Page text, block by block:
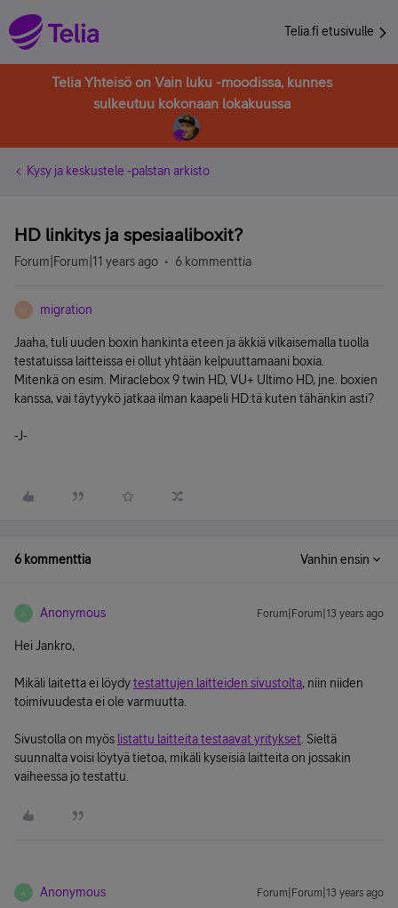
Telia.fi etusivulle
Telia Yhteisö on Vain luku -moodissa, kunnes
sulkeutuu kokonaan lokakuussa
Kysy ja keskustele -palstan arkisto
HD linkitys ja spesiaaliboxit?
Forum|Forum|11 years ago 6 kommenttia
M migration
Jaaha, tuli uuden boxin hankinta eteen ja äkkiä vilkaisemalla tuolla
testatuissa laitteissa ei ollut yhtään kelpuuttamaani boxia.
Mitenkä on esim. Miraclebox 9 twin HD, VU+ Ultimo HD, jne. boxien
kanssa, vai täytyykö jatkaa ilman kaapeli HD:tä kuten tähänkin asti?
-J-
6 kommenttia Vanhin ensin
A Anonymous Forum|Forum|13 years ago
Hei Jankro,
Mikäli laitetta ei löydytestattujen laitteiden sivustolta, niin niiden
toimivuudesta ei ole varmuutta.
Sivustolla on myös listattu laitteita testaavat yritykset . Sieltä
suunnalta voisi löytyä tietoa, mikäli kyseisiä laitteita on jossakin
vaiheessa jo testattu.
A Anonymous Forum|Forum|13 years ago